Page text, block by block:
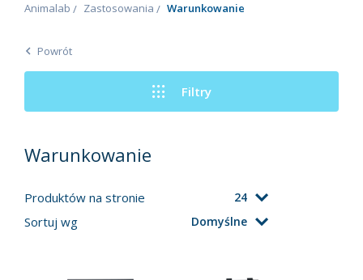
Animalab Zastosowania Warunkowanie
Powrót
Filtry
Warunkowanie
Produktów na stronie 24
Sortuj wg Domyślne